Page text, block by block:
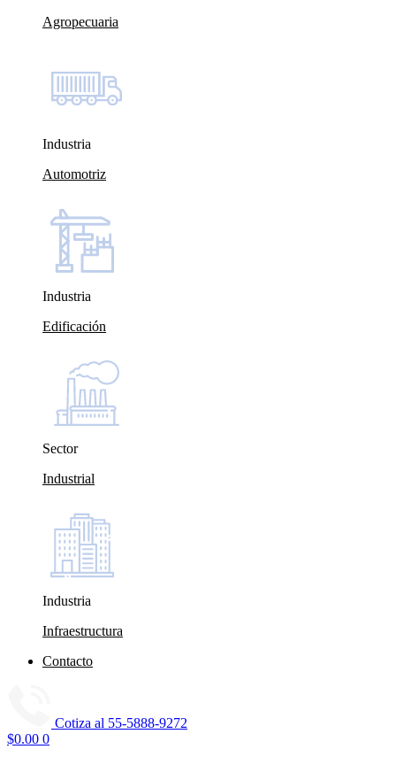
Agropecuaria
Industria
Automotriz
Industria
Edificación
Sector
Industrial
Industria
Infraestructura
Contacto
Cotiza al 55-5888-9272
$0.00 0